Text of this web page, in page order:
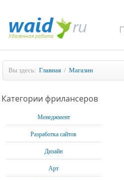
Вы здесь: Главная / Магазин
Категории фрилансеров
Менеджмент
Разработка сайтов
Дизайн
Арт